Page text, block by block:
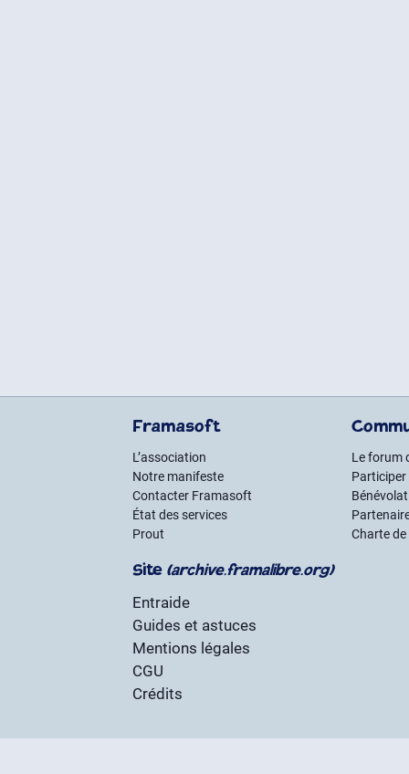
Framasoft
L’association
Notre manifeste
Contacter Framasoft
État des services
Prout
Le forum
Participer
Charte
Site (archive.framalibre.org)
Entraide
Guides et astuces
Mentions légales
CGU
Crédits